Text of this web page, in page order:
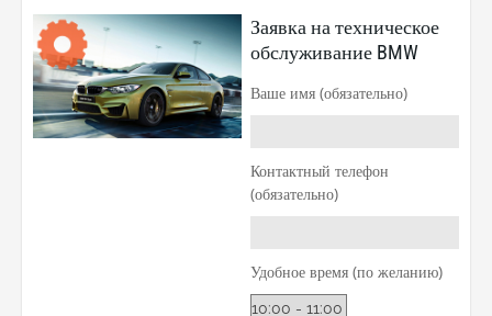
Заявка на техническое
обслуживание BMW
Ваше имя (обязательно)
Контактный телефон
(обязательно)
Удобное время (по желанию)